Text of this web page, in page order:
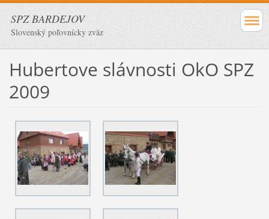
SPZ BARDEJOV
Slovenský poľovnícky zväz
Hubertove slávnosti OkO SPZ
2009